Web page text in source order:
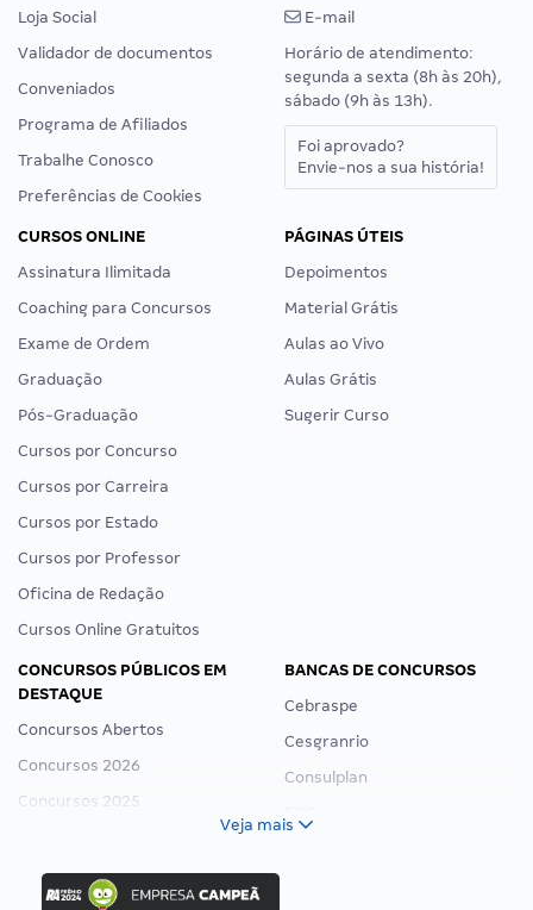
Loja Social
Validador de documentos
Conveniados
Programa de Afiliados
Trabalhe Conosco
Preferências de Cookies
E-mail
Horário de atendimento:
segunda a sexta (8h às 20h),
sábado (9h às 13h).
Foi aprovado?
Envie-nos a sua história!
CURSOS ONLINE
Assinatura Ilimitada
Coaching para Concursos
Exame de Ordem
Graduação
Pós-Graduação
Cursos por Concurso
Cursos por Carreira
Cursos por Estado
Cursos por Professor
Oficina de Redação
Cursos Online Gratuitos
PÁGINAS ÚTEIS
Depoimentos
Material Grátis
Aulas ao Vivo
Aulas Grátis
Sugerir Curso
CONCURSOS PÚBLICOS EM
DESTAQUE
Concursos Abertos
Concursos 2026
Concursos 2025
Concurso Ibama
BANCAS DE CONCURSOS
Cebraspe
Cesgranrio
Consulplan
Veja mais